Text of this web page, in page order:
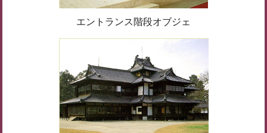
エントランス階段オブジェ